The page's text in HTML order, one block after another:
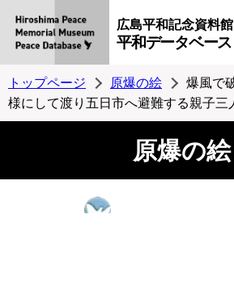
広島平和記念資料館
平和データベース
トップページ 原爆の絵
爆風で
様にして渡り五日市へ避難する親子三
原爆の絵